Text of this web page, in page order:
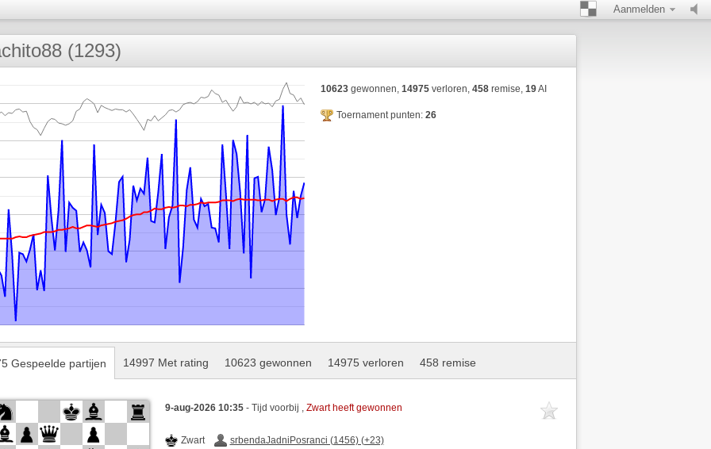
Aanmelden
(1293)
10623gewonnen, 14975verloren, 458remise, 19AI
Toernament punten: 26
Gespeelde partijen 14997 Met rating 10623 gewonnen 14975 verloren 458 remise
9-aug-2026 10:35 - Tijd voorbij , Zwart heeft gewonnen
Zwart
srbendaJadniPosranci (1456) (+23)